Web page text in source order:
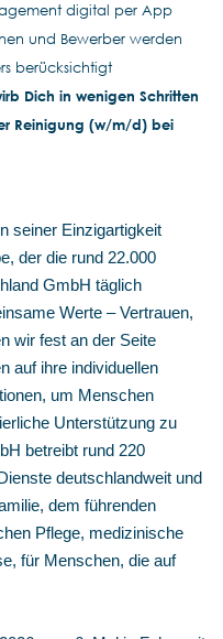
digital per App
und Bewerber werden
berücksichtigt
Dich in wenigen Schritten
Reinigung (w/m/d) bei
seiner Einzigartigkeit
der die rund 22.000
GmbH täglich
Werte – Vertrauen,
wir fest an der Seite
auf ihre individuellen
um Menschen
Unterstützung zu
betreibt rund 220
deutschlandweit und
dem führenden
Pflege, medizinische
für Menschen, die auf